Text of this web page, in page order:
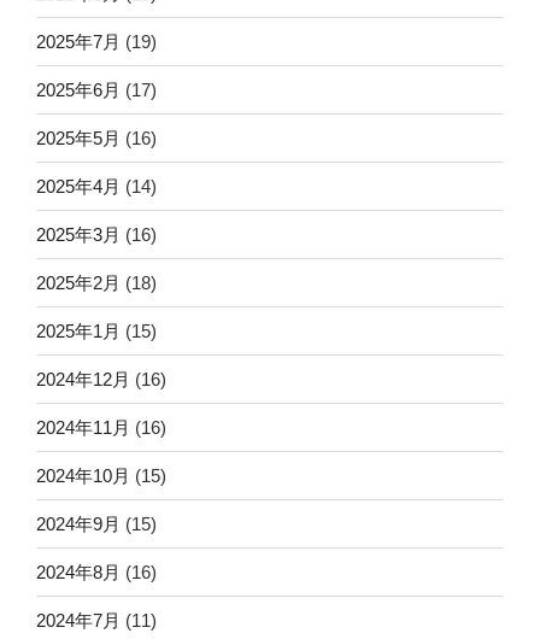
2025年7月 (19)
2025年6月 (17)
2025年5月 (16)
2025年4月 (14)
2025年3月 (16)
2025年2月 (18)
2025年1月 (15)
2024年12月 (16)
2024年11月 (16)
2024年10月 (15)
2024年9月 (15)
2024年8月 (16)
2024年7月 (11)